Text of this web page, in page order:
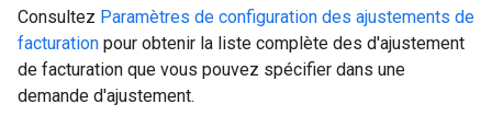
Consultez Paramètres de configuration des ajustements de
facturation pour obtenir la liste complète des d'ajustement
de facturation que vous pouvez spécifier dans une
demande d'ajustement.